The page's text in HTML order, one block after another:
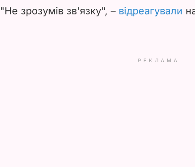
d
o
"Не зрозумів зв'язку", – відреагували
РЕКЛАМА